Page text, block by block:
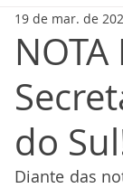
do
19 de mar. de
Diante das